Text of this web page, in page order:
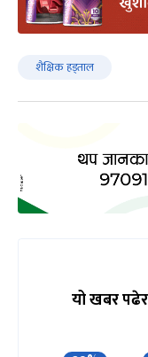
शैक्षिक हड्ताल
यो खबर